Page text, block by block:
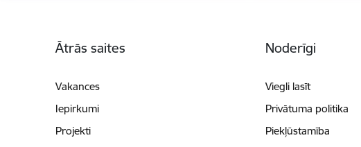
Ātrās saites
Vakances
Iepirkumi
Projekti
Noderīgi
Viegli lasīt
Privātuma politika
Piekļūstamība